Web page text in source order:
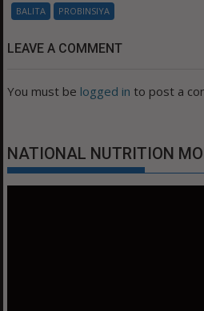
BALITA PROBINSIYA
LEAVE A COMMENT
You must be logged in to post a
NATIONAL NUTRITION